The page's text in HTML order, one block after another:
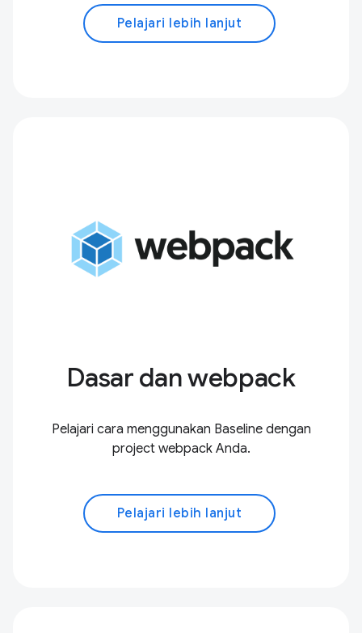
Pelajari lebih lanjut
Dasar dan webpack
Pelajari cara menggunakan Baseline dengan
project webpack Anda.
Pelajari lebih lanjut